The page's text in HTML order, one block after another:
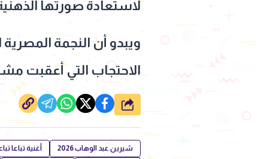
لاستعادة صورتها
ويبدو أن النجمة
الاحتجاب التي أعقبت
شارك
شيرين عبد الوهاب 2026 أغنية تباعا